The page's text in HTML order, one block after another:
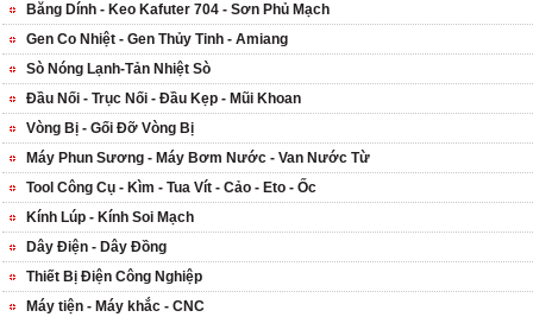
Băng Dính - Keo Kafuter 704 - Sơn Phủ Mạch
Gen Co Nhiệt - Gen Thủy Tinh - Amiang
Sò Nóng Lạnh-Tản Nhiệt Sò
Đầu Nối - Trục Nối - Đầu Kẹp - Mũi Khoan
Vòng Bị - Gối Đỡ Vòng Bị
Máy Phun Sương - Máy Bơm Nước - Van Nước Từ
Tool Công Cụ - Kìm - Tua Vít - Cảo - Eto - Ốc
Kính Lúp - Kính Soi Mạch
Dây Điện - Dây Đồng
Thiết Bị Điện Công Nghiệp
Máy tiện - Máy khắc - CNC